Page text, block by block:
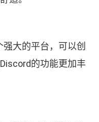
大的平台，可以创
的功能更加丰